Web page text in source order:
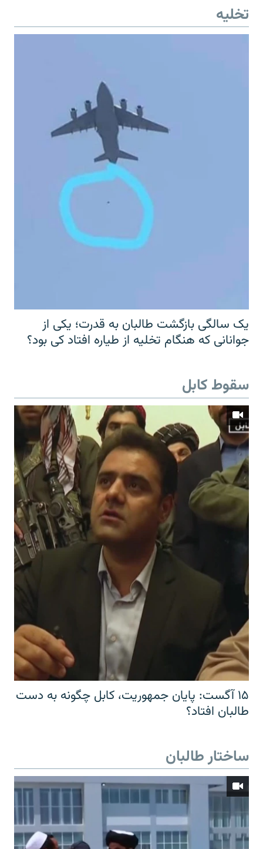
تخلیه
یک سالگی بازگشت طالبان به قدرت؛ یکی از
جوانانی که هنگام تخلیه از طیاره افتاد کی بود؟
سقوط کابل
۱۵ آگست: پایان جمهوریت، کابل چگونه به دست
طالبان افتاد؟
ساختار طالبان